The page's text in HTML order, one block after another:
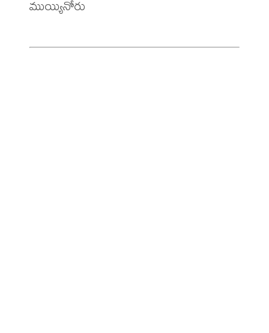
ముయ్యినోరు